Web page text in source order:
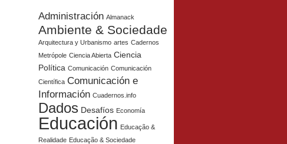
Administración Almanack
Ambiente & Sociedade
Arquitectura y Urbanismo artes Cadernos
Metrópole Ciencia Abierta Ciencia
Política Comunicación Comunicación
Científica Comunicación e
Información Cuadernos.info
Dados Desafíos Economía
Educación Educação &
Realidade Educação & Sociedade